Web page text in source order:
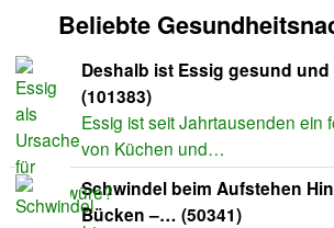
Beliebte
Deshalb ist Essig gesund
(101383)
Essig ist seit Jahrtausenden ein
von Küchen und…
Schwindel beim Aufstehen
Bücken –… (50341)